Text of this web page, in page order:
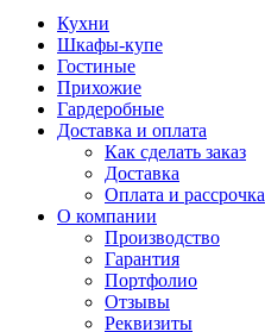
Кухни
Шкафы-купе
Гостиные
Прихожие
Гардеробные
Доставка и оплата
Как сделать заказ
Доставка
Оплата и рассрочка
О компании
Производство
Гарантия
Портфолио
Отзывы
Реквизиты